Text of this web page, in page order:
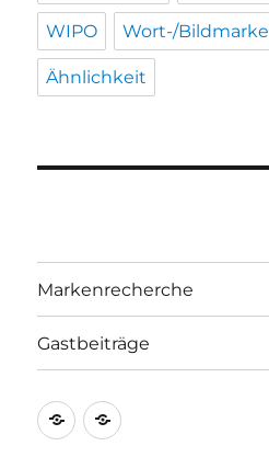
WIPO Wort-/Bildmarke
Ähnlichkeit
Markenrecherche
Gastbeiträge
Markenrecherche
Gastbeiträge